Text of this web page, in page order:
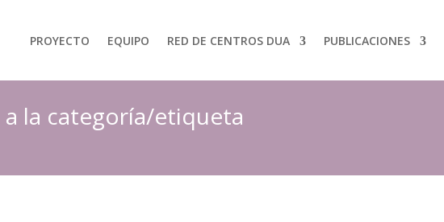
PROYECTO EQUIPO RED DE CENTROS DUA PUBLICACIONES
la categoría/etiqueta